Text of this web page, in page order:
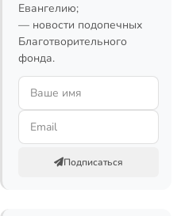
Евангелию;
— новости подопечных
Благотворительного
фонда.
Подписаться